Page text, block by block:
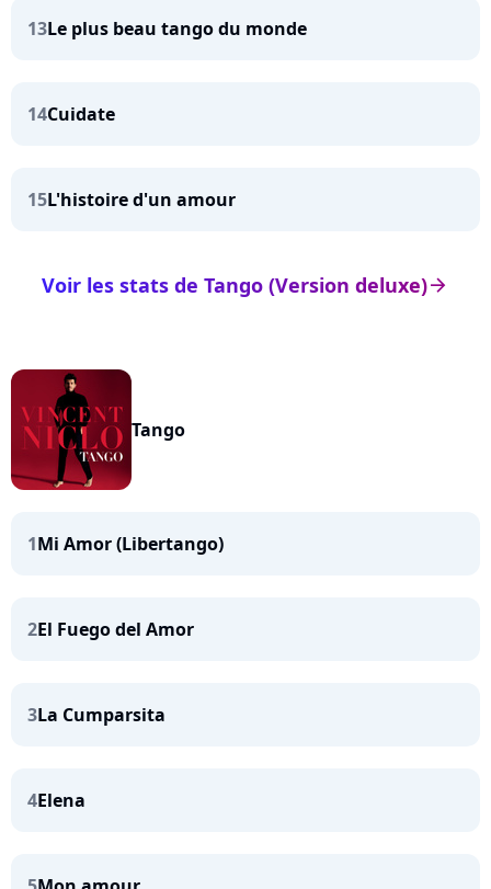
13Le plus beau tango du monde
14Cuidate
15L'histoire d'un amour
arrow_right
Voir les stats de Tango (Version deluxe)
Tango
1Mi Amor (Libertango)
2El Fuego del Amor
3La Cumparsita
4Elena